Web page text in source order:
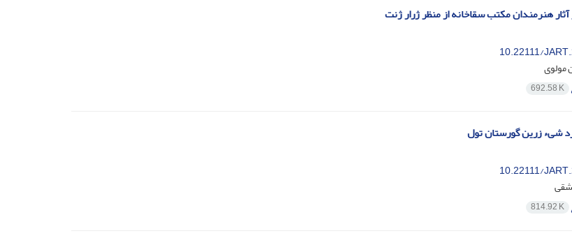
هنرمندان مکتب سقاخانه از منظر ژرار ژنت
10.22111/
مولوی
692.58 K
شیء زرین گورستان تول
10.22111/
814.92 K